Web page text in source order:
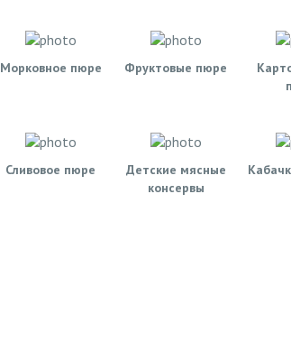
Морковное пюре Фруктовые пюре
Сливовое пюре
Детские мясные
консервы